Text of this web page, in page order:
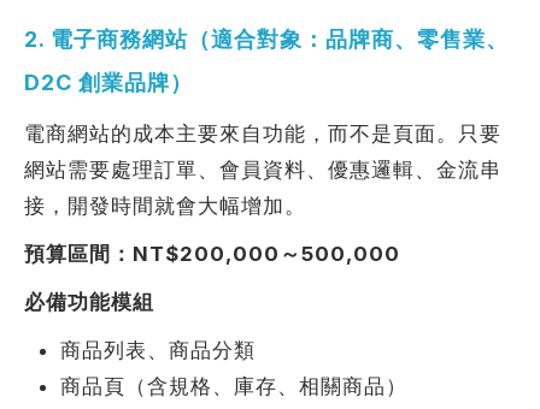
2. 電子商務網站（適合對象：品牌商、零售業、
D2C 創業品牌）
電商網站的成本主要來自功能，而不是頁面。只要
網站需要處理訂單、會員資料、優惠邏輯、金流串
接，開發時間就會大幅增加。
預算區間：NT$200,000～500,000
必備功能模組
商品列表、商品分類
商品頁（含規格、庫存、相關商品）